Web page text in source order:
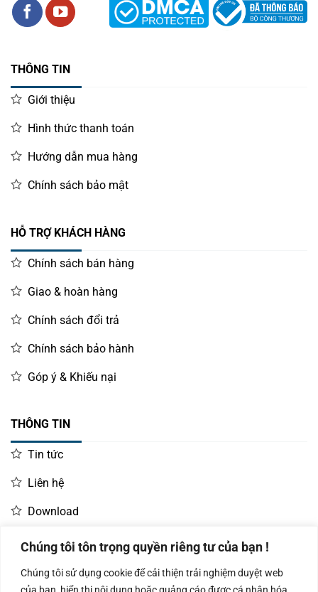
Chúng tôi tôn trọng quyền riêng tư của bạn !
Chúng tôi sử dụng cookie để cải thiện trải nghiệm duyệt web
của bạn, hiển thị nội dung hoặc quảng cáo được cá nhân hóa
THÔNG TIN
Giới thiệu
Hình thức thanh toán
Hướng dẫn mua hàng
Chính sách bảo mật
HỖ TRỢ KHÁCH HÀNG
Chính sách bán hàng
Giao & hoàn hàng
Chính sách đổi trả
Chính sách bảo hành
Góp ý & Khiếu nại
THÔNG TIN
Tin tức
Liên hệ
Download
LIÊN HỆ MUA HÀNG